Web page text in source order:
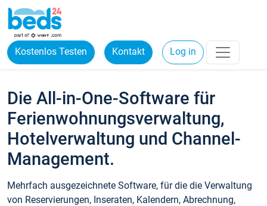
Kostenlos Testen Kontakt Log in
Die All-in-One-Software für
Ferienwohnungsverwaltung,
Hotelverwaltung und Channel-
Management.
Mehrfach ausgezeichnete Software, für die die Verwaltung
von Reservierungen, Inseraten, Kalendern, Abrechnung,